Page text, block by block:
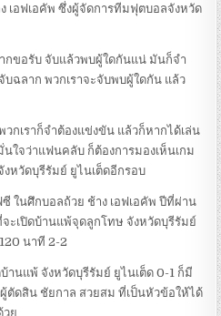
เอฟเอคัพ ซึ่งผู้จัดการทีมฟุตบอลจังหวัด
กขอรับ จับแล้วพบผู้ใดกันแน่ มันก็จำ
ฉลาก พวกเราจะจับพบผู้ใดกัน แล้ว
กเราก็จำต้องแข่งขัน แล้วก็หากได้เล่น
ใจว่าแฟนคลับ ก็ต้องการมองเห็นเกม
หวัดบุรีรัมย์ ยูไนเต็ดอีกรอบ
ในศึกบอลถ้วย ช้าง เอฟเอคัพ ปีที่ผ่าน
ะเปิดบ้านแพ้จุดลูกโทษ จังหวัดบุรีรัมย์
นาที 2-2
านแพ้ จังหวัดบุรีรัมย์ ยูไนเต็ด 0-1 ก็มี
ตัดสิน ชัยกาล สวยสม ที่เป็นหัวข้อให้ได้
วย